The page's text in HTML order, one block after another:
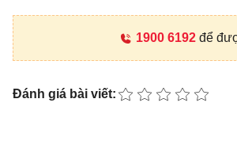
1900 6192để
Đánh giá bài viết: